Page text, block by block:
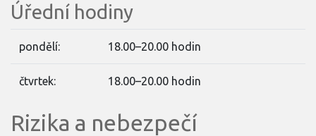
Úřední hodiny
pondělí: 18.00–20.00 hodin
čtvrtek: 18.00–20.00 hodin
Rizika a nebezpečí